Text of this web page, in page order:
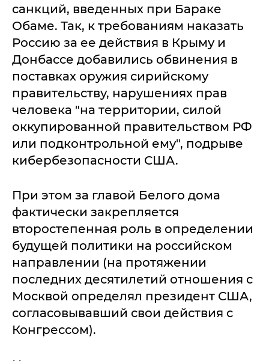
санкций, введенных при Бараке
Обаме. Так, к требованиям наказать
Россию за ее действия в Крыму и
Донбассе добавились обвинения в
поставках оружия сирийскому
правительству, нарушениях прав
человека "на территории, силой
оккупированной правительством РФ
или подконтрольной ему", подрыве
кибербезопасности США.
При этом за главой Белого дома
фактически закрепляется
второстепенная роль в определении
будущей политики на российском
направлении (на протяжении
последних десятилетий отношения с
Москвой определял президент США,
согласовывавший свои действия с
Конгрессом).